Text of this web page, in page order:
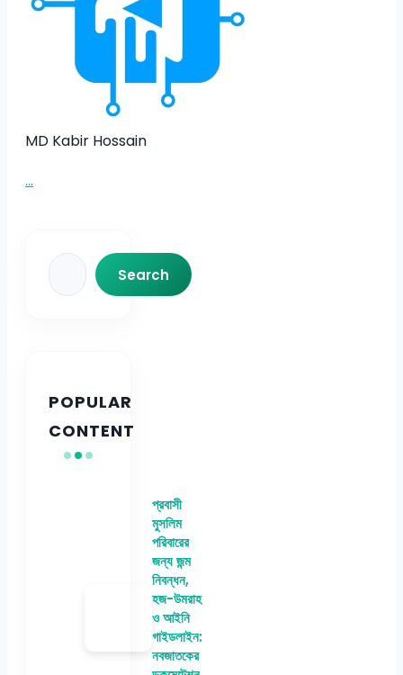
MD Kabir Hossain
...
Search
Search
POPULAR
CONTENT
প্রবাসী
মুসলিম
পরিবারের
জন্য জন্ম
নিবন্ধন,
হজ-উমরাহ
ও আইনি
গাইডলাইন:
নবজাতকের